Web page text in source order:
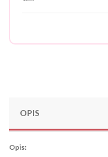
OPIS
Opis: